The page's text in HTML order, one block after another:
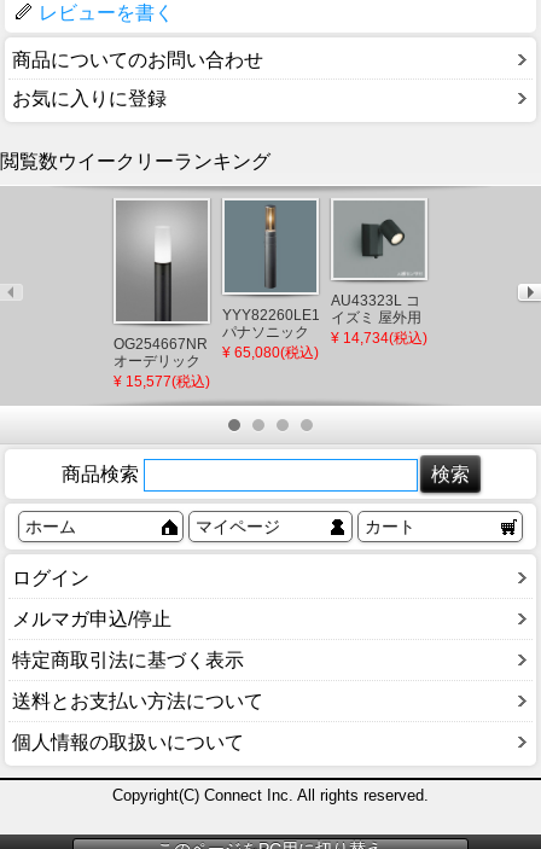
レビューを書く
商品についてのお問い合わせ
お気に入りに登録
閲覧数ウイークリーランキング
OG254667NR
オーデリック
ポールライト
色）
¥ 15,577(税込)
YYY82260LE1
パナソニック
ローポールラ
イト LED(電球
¥ 65,080(税込)
AU43323L コ
イズミ 屋外用
スポットライ
¥ 14,734(税込)
AUE664149
コイズミ ポー
商品検索
ホーム マイページ カート
ログイン
メルマガ申込/停止
特定商取引法に基づく表示
送料とお支払い方法について
個人情報の取扱いについて
Copyright(C) Connect Inc. All rights reserved.